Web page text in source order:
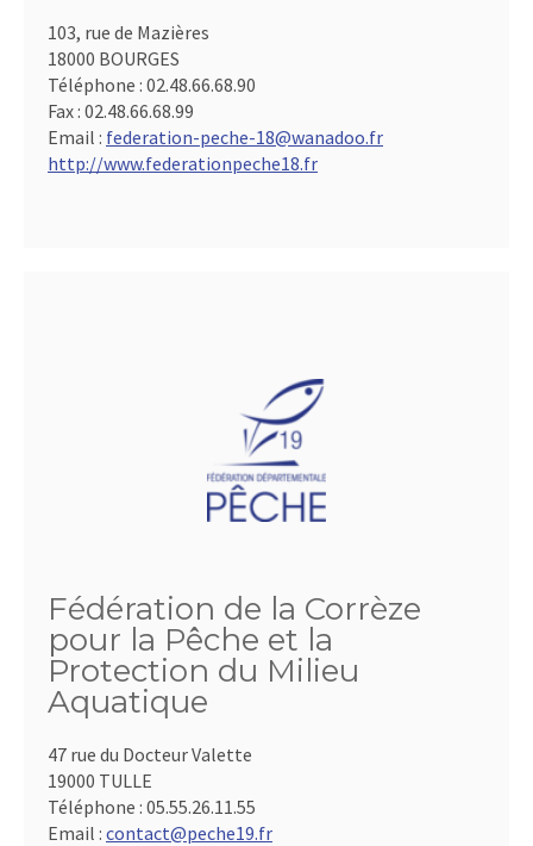
103, rue de Mazières
18000 BOURGES
Téléphone : 02.48.66.68.90
Fax : 02.48.66.68.99
Email : federation-peche-18@wanadoo.fr
http://www.federationpeche18.fr
Fédération de la Corrèze
pour la Pêche et la
Protection du Milieu
Aquatique
47 rue du Docteur Valette
19000 TULLE
Téléphone : 05.55.26.11.55
Email : contact@peche19.fr